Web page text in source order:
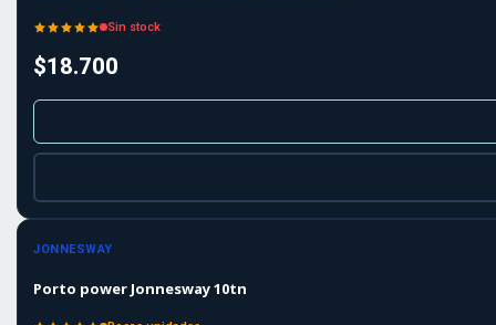
Sin stock
$18.700
JONNESWAY
Porto power Jonnesway 10tn